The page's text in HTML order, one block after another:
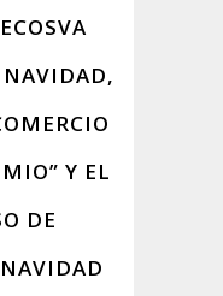
NAVIDAD,
Y EL
DE